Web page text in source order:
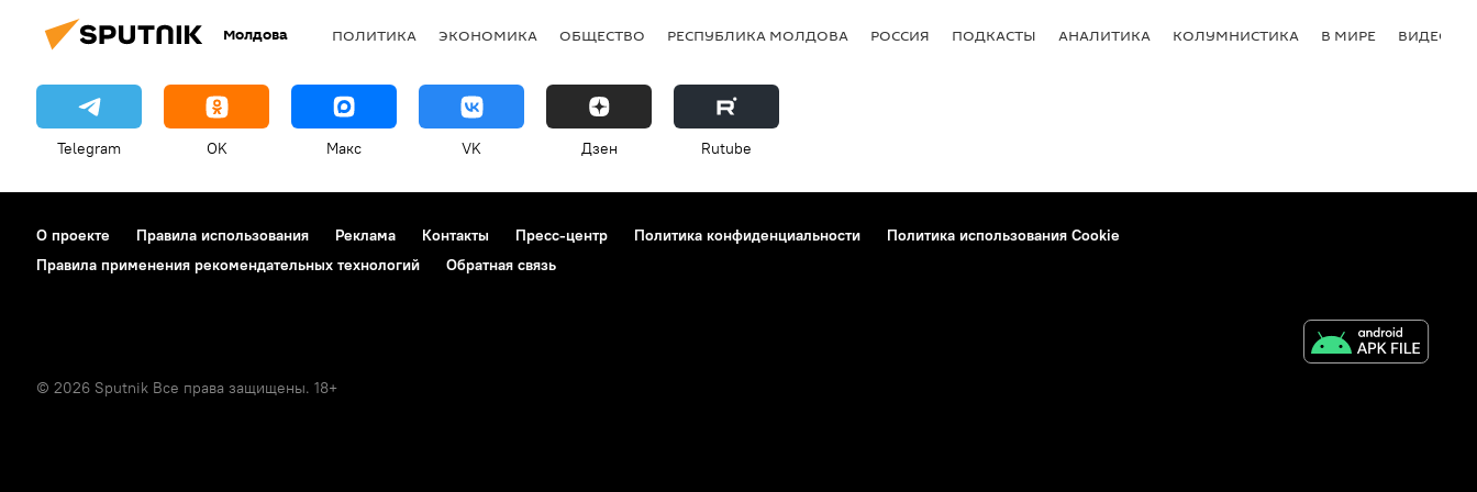
Молдова ПОЛИТИКА ЭКОНОМИКА ОБЩЕСТВО РЕСПУБЛИКА МОЛДОВА РОССИЯ ПОДКАСТЫ АНАЛИТИКА КОЛУМНИСТИКА В МИРЕ ВИДЕО
Telegram OK Макс VK Дзен Rutube
О проекте Правила использования Реклама Контакты Пресс-центр Политика конфиденциальности
Политика использования Cookie
Правила применения рекомендательных технологий
Обратная связь
© 2026 Sputnik Все права защищены. 18+